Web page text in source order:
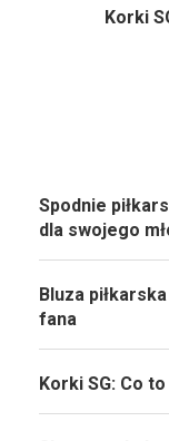
Korki
Spodnie
dla swojego
Bluza
fana
Korki SG: Co